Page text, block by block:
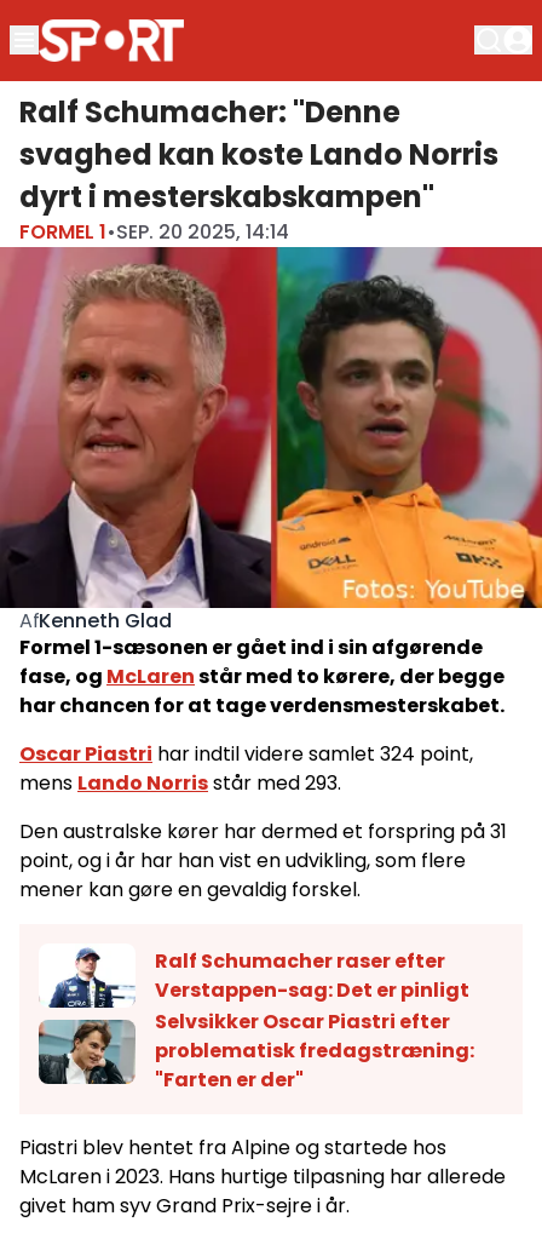
Ralf Schumacher: "Denne
svaghed kan koste Lando Norris
dyrt i mesterskabskampen"
FORMEL 1•SEP. 20 2025, 14:14
AfKenneth Glad
Formel 1-sæsonen er gået ind i sin afgørende
fase, og McLarenstår med to kørere, der begge
har chancen for at tage verdensmesterskabet.
Oscar Piastri har indtil videre samlet 324 point,
mens Lando Norrisstår med 293.
Den australske kører har dermed et forspring på 31
point, og i år har han vist en udvikling, som flere
mener kan gøre en gevaldig forskel.
Ralf Schumacher raser efter
Verstappen-sag: Det er pinligt
Selvsikker Oscar Piastri efter
problematisk fredagstræning:
"Farten er der"
Piastri blev hentet fra Alpine og startede hos
McLaren i 2023. Hans hurtige tilpasning har allerede
givet ham syv Grand Prix-sejre i år.